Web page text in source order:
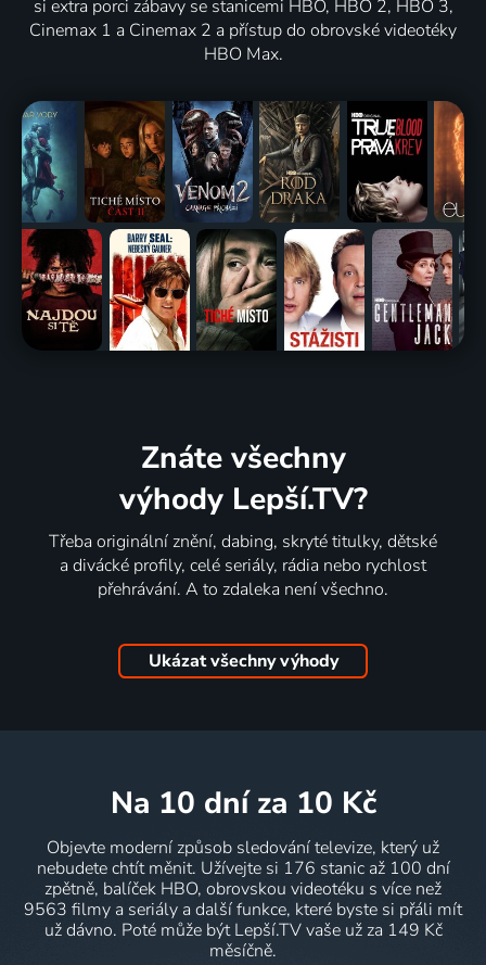
si extra porci zábavy se stanicemi HBO, HBO 2, HBO 3,
Cinemax 1 a Cinemax 2 a přístup do obrovské videotéky
HBO Max.
Znáte všechny
výhody Lepší.TV?
Třeba originální znění, dabing, skryté titulky, dětské
a divácké profily, celé seriály, rádia nebo rychlost
přehrávání. A to zdaleka není všechno.
Ukázat všechny výhody
na 10 dní za 10 Kč
Objevte moderní způsob sledování televize, který už
nebudete chtít měnit. Užívejte si 176 stanic až 100 dní
zpětně, balíček HBO, obrovskou videotéku s více než
9563 filmy a seriály a další funkce, které byste si přáli mít
už dávno. Poté může být Lepší.TV vaše už za 149 Kč
měsíčně.